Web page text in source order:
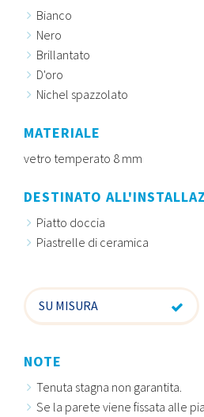
Bianco
Nero
Brillantato
D'oro
Nichel spazzolato
MATERIALE
vetro temperato 8 mm
DESTINATO
Piatto doccia
Piastrelle di ceramica
SU MISURA
NOTE
Tenuta stagna non garantita.
Se la parete viene fissata alle